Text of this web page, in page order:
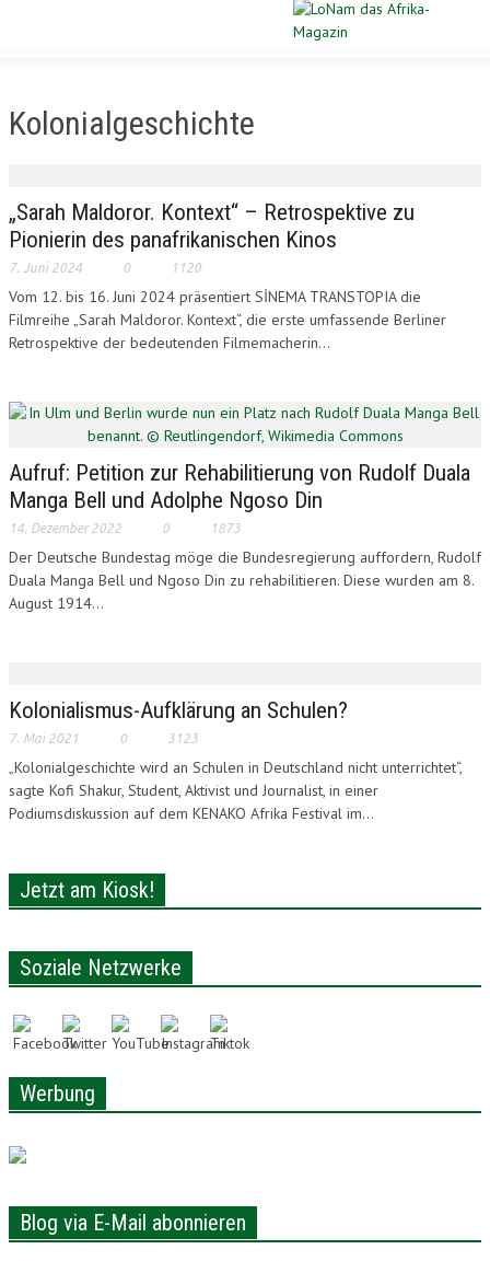
DIASPORA
WIRTSCHAFT
KULTUR
PORTRAIT
SPORT
VERLOSUNG
LONAM ABONNIEREN
JOBS / PRAKTIKUM
Kolonialgeschichte
„Sarah Maldoror. Kontext“ – Retrospektive zu
Pionierin des panafrikanischen Kinos
7. Juni 2024 0 1120
Vom 12. bis 16. Juni 2024 präsentiert SİNEMA TRANSTOPIA die
Filmreihe „Sarah Maldoror. Kontext“, die erste umfassende Berliner
Retrospektive der bedeutenden Filmemacherin...
Aufruf: Petition zur Rehabilitierung von Rudolf Duala
Manga Bell und Adolphe Ngoso Din
14. Dezember 2022 0 1873
Der Deutsche Bundestag möge die Bundesregierung auffordern, Rudolf
Duala Manga Bell und Ngoso Din zu rehabilitieren. Diese wurden am 8.
August 1914...
Kolonialismus-Aufklärung an Schulen?
7. Mai 2021 0 3123
„Kolonialgeschichte wird an Schulen in Deutschland nicht unterrichtet“,
sagte Kofi Shakur, Student, Aktivist und Journalist, in einer
Podiumsdiskussion auf dem KENAKO Afrika Festival im...
Jetzt am Kiosk!
Soziale Netzwerke
Werbung
Blog via E-Mail abonnieren